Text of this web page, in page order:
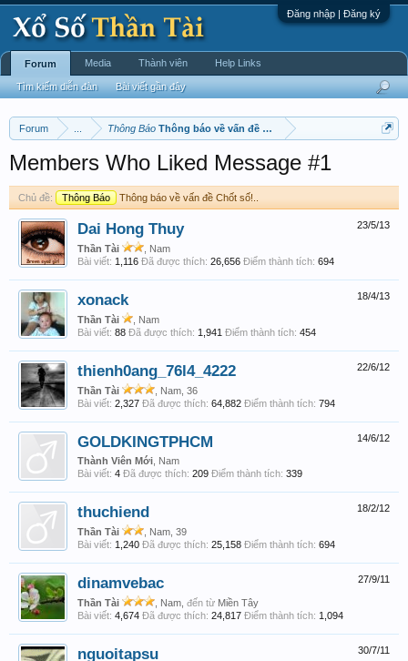
Đăng nhập | Đăng ký
Forum Thông Báo Thông báo về vấn đề Chốt số!..
Members Who Liked Message #1
Chủ đề: Thông Báo Thông báo về vấn đề Chốt số!..
23/5/13
Dai Hong Thuy
Thần Tài
, Nam
Bài viết: 1,116 Đã được thích: 26,656 Điểm thành tích: 694
18/4/13
xonack
Thần Tài
, Nam
Bài viết: 88 Đã được thích: 1,941 Điểm thành tích: 454
22/6/12
thienh0ang_76l4_4222
Thần Tài
, Nam, 36
Bài viết: 2,327 Đã được thích: 64,882 Điểm thành tích: 794
14/6/12
GOLDKINGTPHCM
Thành Viên Mới , Nam
Bài viết: 4 Đã được thích: 209 Điểm thành tích: 339
18/2/12
thuchiend
Thần Tài
, Nam, 39
Bài viết: 1,240 Đã được thích: 25,158 Điểm thành tích: 694
27/9/11
dinamvebac
Thần Tài , Nam, đến từ Miền Tây
Bài viết: 4,674 Đã được thích: 24,817 Điểm thành tích: 1,094
30/7/11
nguoitapsu
Forum
Tìm kiếm diễn đàn Bài viết gần đây
Media Thành viên Help Links